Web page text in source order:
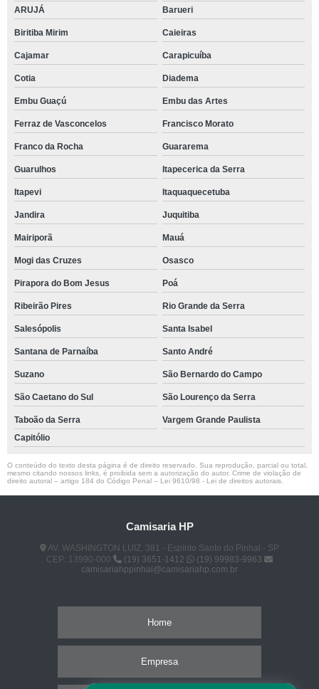
ARUJÁ
Barueri
Biritiba Mirim Caieiras
Cajamar Carapicuíba
Cotia Diadema
Embu Guaçú Embu das Artes
Ferraz de Vasconcelos Francisco Morato
Franco da Rocha Guararema
Guarulhos Itapecerica da Serra
Itapevi Itaquaquecetuba
Jandira Juquitiba
Mairiporã Mauá
Mogi das Cruzes Osasco
Pirapora do Bom Jesus Poá
Ribeirão Pires Rio Grande da Serra
Salesópolis Santa Isabel
Santana de Parnaíba Santo André
Suzano São Bernardo do Campo
São Caetano do Sul São Lourenço da Serra
Taboão da Serra
Vargem Grande Paulista
Capitólio
O conteúdo do texto desta página é de direito reservado. Sua reprodução, parcial ou total,
mesmo citando nossos links, é proibida sem a autorização do autor. Crime de violação de
direito autoral – artigo 184 do Código Penal – Lei 9610/98 - Lei de direitos autorais
Camisaria HP
AV. WASHINGTON LUIZ, 381 - Espírito Santo do Pinhal - SP
CEP: 13990-000
(19) 3651-1412
(19) 99983-9963
camisariahppinhal@camisariahp.com.br
Home
Empresa